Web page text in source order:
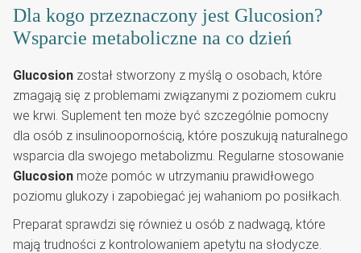
Dla kogo przeznaczony jest Glucosion?
Wsparcie metaboliczne na co dzień
Glucosion został stworzony z myślą o osobach, które
zmagają się z problemami związanymi z poziomem cukru
we krwi. Suplement ten może być szczególnie pomocny
dla osób z insulinoopornością, które poszukują naturalnego
wsparcia dla swojego metabolizmu. Regularne stosowanie
Glucosion może pomóc w utrzymaniu prawidłowego
poziomu glukozy i zapobiegać jej wahaniom po posiłkach.
Preparat sprawdzi się również u osób z nadwagą, które
mają trudności z kontrolowaniem apetytu na słodycze.